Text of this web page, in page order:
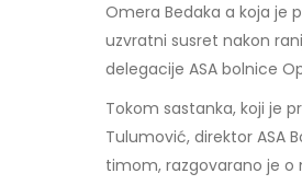
Omera Bedaka a koja je
uzvratni susret nakon
delegacije ASA bolnice
Tokom sastanka, koji je
Tulumović, direktor ASA
timom, razgovarano je